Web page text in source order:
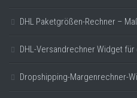
DHL Paketgrößen-Rechner –
DHL-Versandrechner Widget
Dropshipping-Margenrechner-